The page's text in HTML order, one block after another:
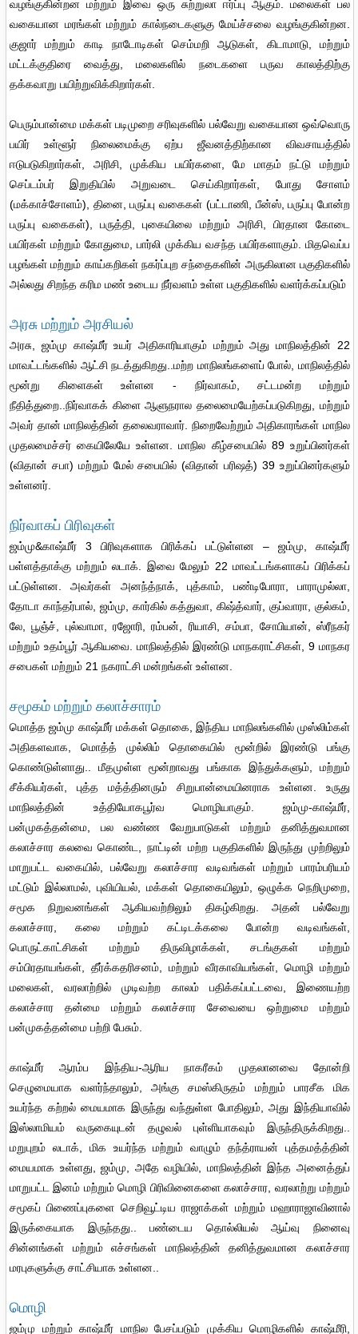
வழங்குகின்றன மற்றும் இவை ஒரு சுற்றுலா ஈர்ப்பு ஆகும். மலைகள் பல
வகையான மரங்கள் மற்றும் கால்நடைகளுகு மேய்ச்சலை வழங்குகின்றன.
குஜார் மற்றும் காடி நாடோடிகள் செம்மறி ஆடுகள், கிடாமாடு, மற்றும்
மட்டக்குதிரை வைத்து, மலைகளில் நடைகளை பருவ காலத்திற்கு
தக்கவாறு பயிற்றுவிக்கிறார்கள்.
பெரும்பான்மை மக்கள் படிமுறை சரிவுகளில் பல்வேறு வகையான ஒவ்வொரு
பயிர் உள்ளூர் நிலைமைக்கு ஏற்ப ஜீவனத்திற்கான விவசாயத்தில்
ஈடுபடுகிறார்கள், அரிசி, முக்கிய பயிர்களை, மே மாதம் நட்டு மற்றும்
செப்டம்பர் இறுதியில் அறுவடை செய்கிறார்கள், போது சோளம்
(மக்காச்சோளம்), தினை, பருப்பு வகைகள் (பட்டாணி, பீன்ஸ், பருப்பு போன்ற
பருப்பு வகைகள்), பருத்தி, புகையிலை மற்றும் அரிசி, பிரதான கோடை
பயிர்கள் மற்றும் கோதுமை, பார்லி முக்கிய வசந்த பயிர்களாகும். மிதவெப்ப
பழங்கள் மற்றும் காய்கறிகள் நகர்ப்புற சந்தைகளின் அருகிலான பகுதிகளில்
அல்லது சிறந்த கரிம மண் உடைய நீர்வளம் உள்ள பகுதிகளில் வளர்க்கப்படும்
அரசு மற்றும் அரசியல்
அரசு, ஜம்மு காஷ்மீர் உயர் அதிகாரியாகும் மற்றும் அது மாநிலத்தின் 22
மாவட்டங்களில் ஆட்சி நடத்துகிறது..மற்ற மாநிலங்களைப் போல், மாநிலத்தில்
மூன்று கிளைகள் உள்ளன - நிர்வாகம், சட்டமன்ற மற்றும்
நீதித்துறை..நிர்வாகக் கிளை ஆளுநரால தலைமையேற்கப்படுகிறது, மற்றும்
அவர் தான் மாநிலத்தின் தலைவராவார். நிறைவேற்றும் அதிகாரங்கள் மாநில
முதலமைச்சர் கையிலேயே உள்ளன. மாநில கீழ்சபையில் 89 உறுப்பினர்கள்
(விதான் சபா) மற்றும் மேல் சபையில் (விதான் பரிஷத்) 39 உறுப்பினர்களும்
உள்ளனர்.
நிர்வாகப் பிரிவுகள்
ஜம்மு&காஷ்மீர் 3 பிரிவுகளாக பிரிக்கப் பட்டுள்ளன – ஜம்மு, காஷ்மீர்
பள்ளத்தாக்கு மற்றும் லடாக். இவை மேலும் 22 மாவட்டங்களாகப் பிரிக்கப்
பட்டுள்ளன. அவர்கள் அனந்த்நாக், புத்காம், பண்டிபோரா, பாராமுல்லா,
தோடா காந்தர்பால், ஜம்மு, கார்கில் கத்துவா, கிஷ்த்வார், குப்வாரா, குல்கம்,
லே, பூஞ்ச், புல்வாமா, ரஜோரி, ரம்பன், ரியாசி, சம்பா, சோபியான், ஸ்ரீநகர்
மற்றும் உதம்பூர் ஆகியவை. மாநிலத்தில் இரண்டு மாநகராட்சிகள், 9 மாநகர
சபைகள் மற்றும் 21 நகராட்சி மன்றங்கள் உள்ளன.
சமூகம் மற்றும் கலாச்சாரம்
மொத்த ஜம்மு காஷ்மீர் மக்கள் தொகை, இந்திய மாநிலங்களில் முஸ்லிம்கள்
அதிகளவாக, மொத்த் முல்லிம் தொகையில் மூன்றில் இரண்டு பங்கு
கொண்டுள்ளாது.. மீதமுள்ள மூன்றாவது பங்காக இந்துக்களும், மற்றும்
சீக்கியர்கள், புத்த மத்த்தினரும் சிறுபான்மையினராக உள்ளன. உருது
மாநிலத்தின் உத்தியோகபூர்வ மொழியாகும். ஜம்மு-காஷ்மீர்,
பன்முகத்தன்மை, பல வண்ண வேறுபாடுகள் மற்றும் தனித்துவமான
கலாச்சார கலவை கொண்ட, நாட்டின் மற்ற பகுதிகளில் இருந்து முற்றிலும்
மாறுபட்ட வகையில், பல்வேறு கலாச்சார வடிவங்கள் மற்றும் பாரம்பரியம்
மட்டும் இல்லாமல், புவியியல், மக்கள் தொகையிலும், ஒழுக்க நெறிமுறை,
சமூக நிறுவனங்கள் ஆகியவற்றிலும் திகழ்கிறது. அதன் பல்வேறு
கலாச்சார, கலை மற்றும் கட்டிடக்கலை போன்ற வடிவங்கள்,
பொருட்காட்சிகள் மற்றும் திருவிழாக்கள், சடங்குகள் மற்றும்
சம்பிரதாயங்கள், தீர்க்கதரிசனம், மற்றும் வீரகாவியங்கள், மொழி மற்றும்
மலைகள், வரலாற்றில் முடிவற்ற காலம் பதிக்கப்பட்டவை, இணையற்ற
கலாச்சார தன்மை மற்றும் கலாச்சார சேவையை ஒற்றுமை மற்றும்
பன்முகத்தன்மை பற்றி பேசும்.
காஷ்மீர் ஆரம்ப இந்திய-ஆரிய நாகரீகம் முதலானவை தோன்றி
செழுமையாக வளர்ந்தாலும், அங்கு சமஸ்கிருதம் மற்றும் பாரசீக மிக
உயர்ந்த கற்றல் மையமாக இருந்து வந்துள்ள போதிலும், அது இந்தியாவில்
இஸ்லாமியம் வருகையுடன் தழுவல் புள்ளியாகவும் இருந்திருக்கிறது..
மறுபுறம் லடாக், மிக உயர்ந்த மற்றும் வாழும் தந்த்ராயன் புத்தமத்த்தின்
மையமாக உள்ளது, ஜம்மு, அதே வழியில், மாநிலத்தின் இந்த அனைத்துப்
மாறுபட்ட இனம் மற்றும் மொழி பிரிவினைகளை கலாச்சார, வரலாற்று மற்றும்
சமூகப் பிணைப்புகளை செறிவூட்டிய ராஜாக்கள் மற்றும் மஹாராஜாவினால்
இருக்கையாக இருந்தது.. பண்டைய தொல்லியல் ஆய்வு நினைவு
சின்னங்கள் மற்றும் எச்சங்கள் மாநிலத்தின் தனித்துவமான கலாச்சார
மரபுகளுக்கு சாட்சியாக உள்ளன..
மொழி
ஜம்மு மற்றும் காஷ்மீர் மாநில பேசப்படும் முக்கிய மொழிகளில் காஷ்மீரி,